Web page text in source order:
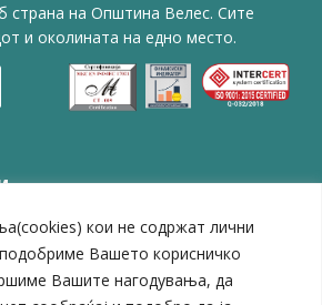
кои не содржат лични
Вашето корисничко
Вашите нагодувања, да
страна на Општина Велес. Сите
и околината на едно место.
на локална самоуправа
плански регион
„Дервен“